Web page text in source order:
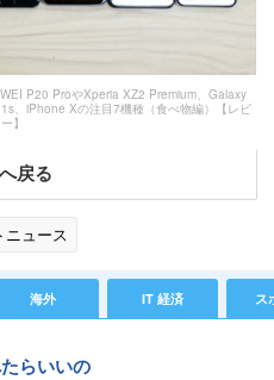
P20 ProやXperia XZ2 Premium、Galaxy
、iPhone Xの注目7機種（食べ物編）【レビ
】
戻る
ュース
海外 IT 経済 ス
らいいの